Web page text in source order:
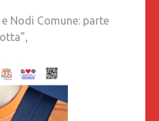
e Nodi Comune: parte